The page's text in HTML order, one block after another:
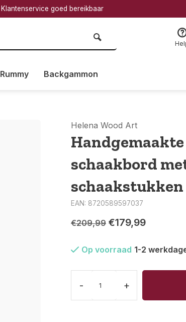
Klantenservice goed bereikbaar
Rummy Backgammon
Helena Wood Art
schaakbord
schaakstukken
EAN: 8720589597037
€209,99 €179,99
Op voorraad 1-2
- +